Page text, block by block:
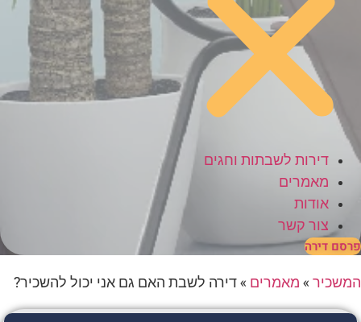
דירות לשבתות וחגים
מאמרים
אודות
צור קשר
פרסם דירה
המשכיר » מאמרים »דירה לשבת האם גם אני יכול להשכיר?